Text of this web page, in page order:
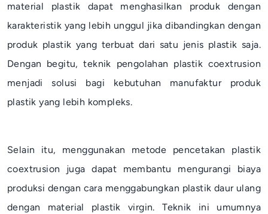
material plastik dapat menghasilkan produk dengan
karakteristik yang lebih unggul jika dibandingkan dengan
produk plastik yang terbuat dari satu jenis plastik saja.
Dengan begitu, teknik pengolahan plastik coextrusion
menjadi solusi bagi kebutuhan manufaktur produk
plastik yang lebih kompleks.
Selain itu, menggunakan metode pencetakan plastik
coextrusion juga dapat membantu mengurangi biaya
produksi dengan cara menggabungkan plastik daur ulang
dengan material plastik virgin. Teknik ini umumnya